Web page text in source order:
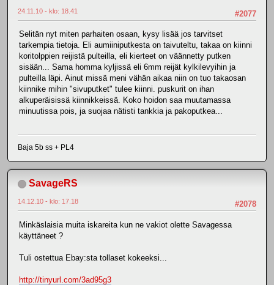
#2077
24.11.10 - klo: 18.41
Selitän nyt miten parhaiten osaan, kysy lisää jos tarvitset
tarkempia tietoja. Eli aumiiniputkesta on taivuteltu, takaa on kiinni
koritolppien reijistä pulteilla, eli kierteet on väännetty putken
sisään... Sama homma kyljissä eli 6mm reijät kylkilevyihin ja
pulteilla läpi. Ainut missä meni vähän aikaa niin on tuo takaosan
kiinnike mihin "sivuputket" tulee kiinni. puskurit on ihan
alkuperäisissä kiinnikkeissä. Koko hoidon saa muutamassa
minuutissa pois, ja suojaa nätisti tankkia ja pakoputkea...
Baja 5b ss + PL4
SavageRS
#2078
14.12.10 - klo: 17.18
Minkäslaisia muita iskareita kun ne vakiot olette Savagessa
käyttäneet ?
Tuli ostettua Ebay:sta tollaset kokeeksi...
http://tinyurl.com/3ad95g3